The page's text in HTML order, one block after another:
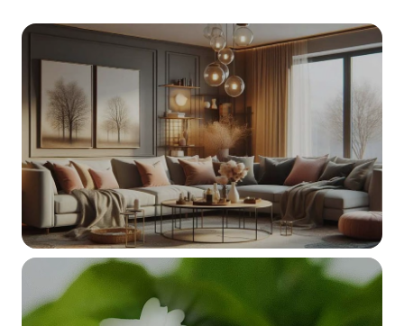
บทความ
5 ต้นไม้ห้ามปลูกในบ้าน